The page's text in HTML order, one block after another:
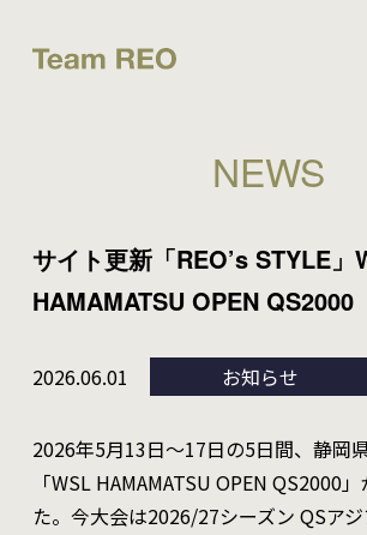
NEWS
サイト更新「REO’s STYLE」
HAMAMATSU OPEN QS2000
2026.06.01 お知らせ
2026年5月13日〜17日の5日間、静岡
「WSL HAMAMATSU OPEN QS2000
た。今大会は2026/27シーズン QSア